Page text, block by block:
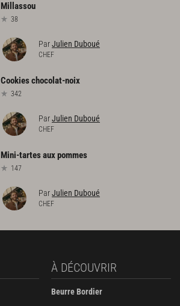
Millassou
38
ParJulien Duboué
CHEF
Cookieschocolat-noix
342
ParJulien Duboué
CHEF
Mini-tartesauxpommes
147
ParJulien Duboué
CHEF
À DÉCOUVRIR
Beurre Bordier